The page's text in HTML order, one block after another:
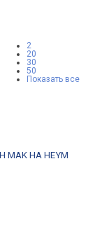
2
20
30
50
Показать все
НА HEYM